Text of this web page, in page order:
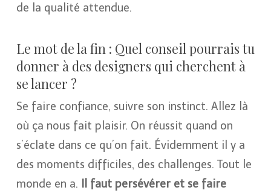
de la qualité attendue.
Le mot de la fin : Quel conseil pourrais tu
donner à des designers qui cherchent à
se lancer ?
Se faire confiance, suivre son instinct. Allez là
où ça nous fait plaisir. On réussit quand on
s’éclate dans ce qu’on fait. Évidemment il y a
des moments difficiles, des challenges. Tout le
monde en a.
Il faut persévérer et se faire